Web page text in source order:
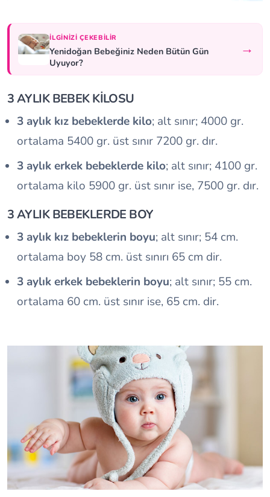
İLGINIZI ÇEKEBILIR
Yenidoğan Bebeğiniz Neden Bütün Gün
Uyuyor?
→
3 AYLIK BEBEK KİLOSU
3 aylık kız bebeklerde kilo; alt sınır; 4000 gr.
ortalama 5400 gr. üst sınır 7200 gr. dır.
3 aylık erkek bebeklerde kilo; alt sınır; 4100 gr.
ortalama kilo 5900 gr. üst sınır ise, 7500 gr. dır.
3 AYLIK BEBEKLERDE BOY
3 aylık kız bebeklerin boyu; alt sınır; 54 cm.
ortalama boy 58 cm. üst sınırı 65 cm dir.
3 aylık erkek bebeklerin boyu; alt sınır; 55 cm.
ortalama 60 cm. üst sınır ise, 65 cm. dir.